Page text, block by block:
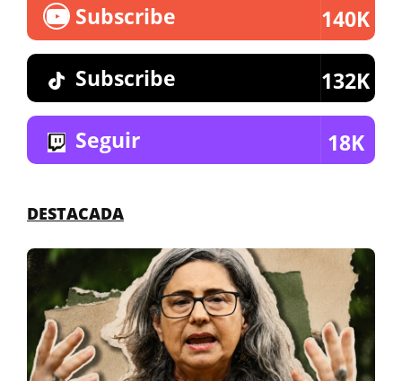
Subscribe 140K
Subscribe 132K
Seguir 18K
DESTACADA